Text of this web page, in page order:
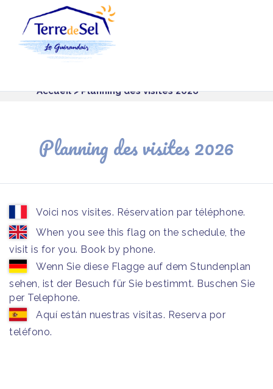
Accueil> Planning des visites 2026
Planning des visites 2026
Voici nos visites. Réservation par téléphone.
When you see this flag on the schedule, the
visit is for you. Book by phone.
Wenn Sie diese Flagge auf dem Stundenplan
sehen, ist der Besuch für Sie bestimmt. Buschen Sie
per Telephone.
Aquí están nuestras visitas. Reserva por
teléfono.
Panneau de gestion des cookies